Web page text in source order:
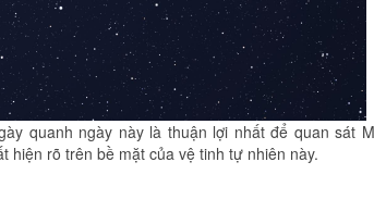
quanh ngày này là thuận lợi nhất để quan sát
hiện rõ trên bề mặt của vệ tinh tự nhiên này.